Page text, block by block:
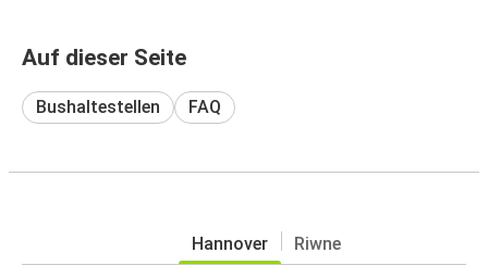
Auf dieser Seite
Bushaltestellen FAQ
Hannover Riwne